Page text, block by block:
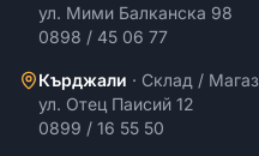
ул. Мими Балканска 98
0898 / 45 06 77
Кърджали · Склад /
ул. Отец Паисий 12
0899 / 16 55 50